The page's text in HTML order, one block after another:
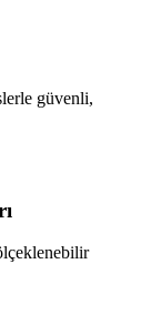
güvenli,